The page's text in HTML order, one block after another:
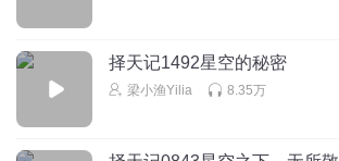
梅识笺
哈哈哈，三个憨憨太好玩了
回复
择天记1492星空的秘密
梁小渔Yilia 8.35万